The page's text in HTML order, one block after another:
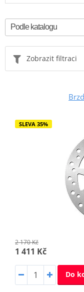
Zobrazit filtraci
SLEVA 35%
2 170 Kč
1 411 Kč
Do